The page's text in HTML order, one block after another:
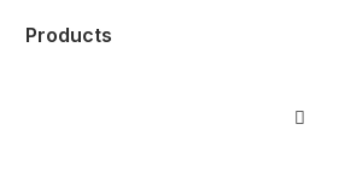
Products